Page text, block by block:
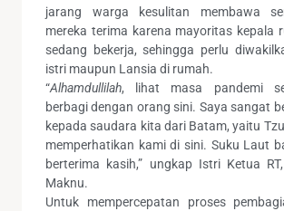
jarang warga kesulitan membawa
mereka terima karena mayoritas kepala
sedang bekerja, sehingga perlu
istri maupun Lansia di rumah.
“Alhamdullilah, lihat masa pandemi
berbagi dengan orang sini. Saya sangat
kepada saudara kita dari Batam, yaitu
memperhatikan kami di sini. Suku Laut
berterima kasih,” ungkap Istri Ketua
Maknu.
Untuk mempercepatan proses